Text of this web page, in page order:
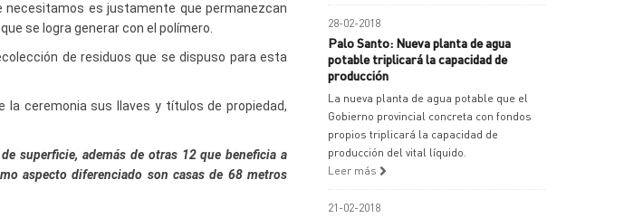
necesitamos es justamente que permanezcan
se logra generar con el polímero.
de residuos que se dispuso para esta
ceremonia sus llaves y títulos de propiedad,
superficie, además de otras 12 que beneficia a
aspecto diferenciado son casas de 68 metros
28-02-2018
Palo Santo: Nueva planta de agua
potable triplicará la capacidad de
producción
La nueva planta de agua potable que el
Gobierno provincial concreta con fondos
propios triplicará la capacidad de
producción del vital líquido.
Leer más
21-02-2018